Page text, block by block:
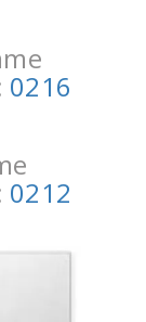
0216
0212